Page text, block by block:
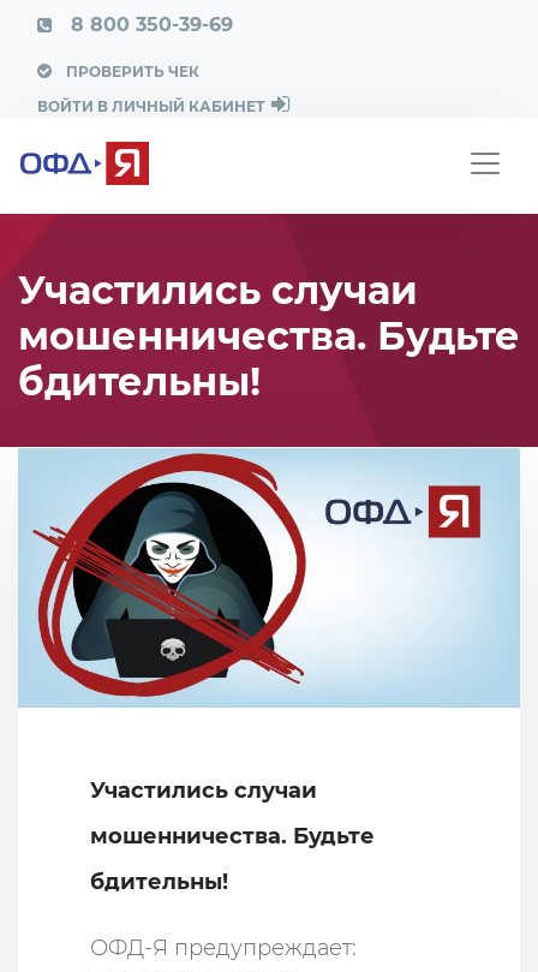
8 800 350-39-69
ПРОВЕРИТЬ ЧЕК
ВОЙТИ В ЛИЧНЫЙ КАБИНЕТ
Участились случаи
мошенничества. Будьте
бдительны!
Участились случаи
мошенничества. Будьте
бдительны!
ОФД-Я предупреждает: